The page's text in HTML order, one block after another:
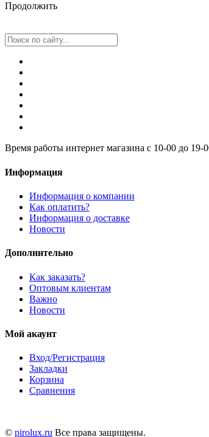
Продолжить
Время работы интернет магазина с 10-00 до 19-
Информация
Информация о компании
Как оплатить?
Информация о доставке
Новости
Дополнительно
Как заказать?
Оптовым клиентам
Важно
Новости
Мой акаунт
Вход/Регистрация
Закладки
Корзина
Сравнения
© pirolux.ru Все права защищены.